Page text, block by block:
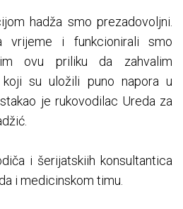
hadža smo prezadovoljni.
vrijeme i funkcionirali smo
ovu priliku da zahvalim
su uložili puno napora u
je rukovodilac Ureda za
i šerijatskiih konsultantica
i medicinskom timu.